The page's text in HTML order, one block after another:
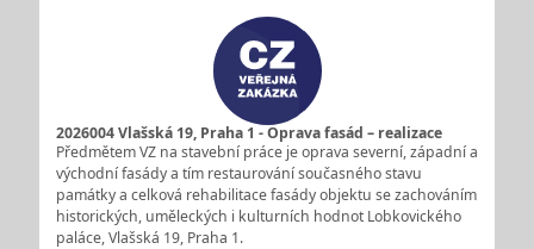
2026004 Vlašská 19, Praha 1 - Oprava fasád – realizace
Předmětem VZ na stavební práce je oprava severní, západní a
východní fasády a tím restaurování současného stavu
památky a celková rehabilitace fasády objektu se zachováním
historických, uměleckých i kulturních hodnot Lobkovického
paláce, Vlašská 19, Praha 1.